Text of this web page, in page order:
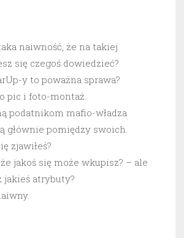
naiwność, że na takiej
się czegoś dowiedzieć?
y to poważna sprawa?
pic i foto-montaż.
podatnikom mafio-władza
głównie pomiędzy swoich.
zjawiłeś?
jakoś się może wkupisz? – ale
jakieś atrybuty?